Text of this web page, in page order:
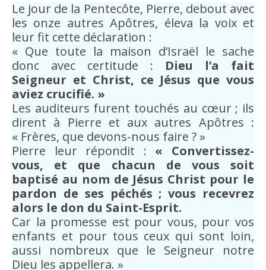
Le jour de la Pentecôte, Pierre, debout avec
les onze autres Apôtres, éleva la voix et
leur fit cette déclaration :
« Que toute la maison d’Israël le sache
donc avec certitude : Dieu l’a fait
Seigneur et Christ, ce Jésus que vous
aviez crucifié. »
Les auditeurs furent touchés au cœur ; ils
dirent à Pierre et aux autres Apôtres :
« Frères, que devons-nous faire ? »
Pierre leur répondit : « Convertissez-
vous, et que chacun de vous soit
baptisé au nom de Jésus Christ pour le
pardon de ses péchés ; vous recevrez
alors le don du Saint-Esprit.
Car la promesse est pour vous, pour vos
enfants et pour tous ceux qui sont loin,
aussi nombreux que le Seigneur notre
Dieu les appellera. »